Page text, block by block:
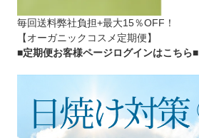
毎回送料弊社負担+最大15％OFF！
【オーガニックコスメ定期便】
■定期便お客様ページログインはこちら■